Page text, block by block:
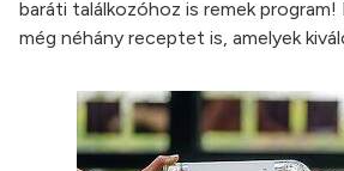
baráti találkozóhoz is remek program!
még néhány receptet is, amelyek